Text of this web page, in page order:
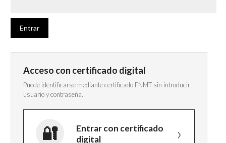
Acceso con certificado digital
Puede identificarse mediante certificado FNMT sin introducir
usuario y contraseña.
Entrar con certificado
digital